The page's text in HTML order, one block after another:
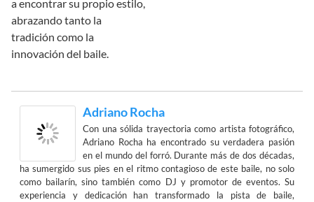
a encontrar su propio estilo,
abrazando tanto la
tradición como la
innovación del baile.
Adriano Rocha
Con una sólida trayectoria como artista fotográfico,
Adriano Rocha ha encontrado su verdadera pasión
en el mundo del forró. Durante más de dos décadas,
ha sumergido sus pies en el ritmo contagioso de este baile, no solo
como bailarín, sino también como DJ y promotor de eventos. Su
experiencia y dedicación han transformado la pista de baile,